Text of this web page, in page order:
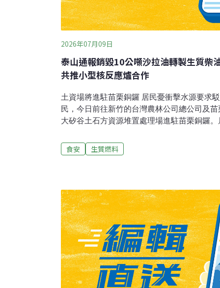
2026年07月09日
泰山通報銷毀10公噸沙拉油轉製生質柴
共推小型核反應爐合作
土資場將進駐苗栗銅鑼 居民憂衝擊水源要求
民，今日前往新竹的台灣農林公司總公司及
大矽谷土石方資源堆置處理場進駐苗栗銅鑼
案。 來自苗栗銅鑼的居民，8日上午到新竹湖
批違反企業精神，隨後下午再轉往苗栗縣府大
大學與光復鄉公所合作辦理「災後環境監測
療、公衛、水利及環境等專業，保障民眾健
報導）
食安 生質燃料